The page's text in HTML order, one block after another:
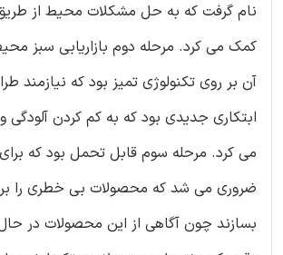
نام گرفت که به حل مشکلات محیط از طریق
کمک می کرد. مرحله دوم بازاریابی سبز
آن بر روی تکنولوژی تمیز بود که نیازمند
ابتکاری جدیدی بود که به کم کردن
می کرد. مرحله سوم قابل تحمل بود که
ضروری می شد که محصولات بی خطری را
بسازند چون آگاهی از این محصولات در